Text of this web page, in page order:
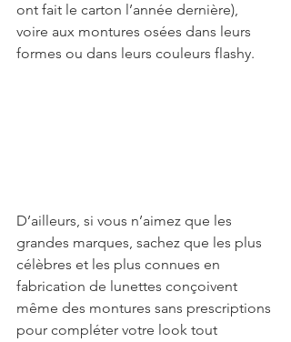
ont fait le carton l’année dernière),
voire aux montures osées dans leurs
formes ou dans leurs couleurs flashy.
D’ailleurs, si vous n’aimez que les
grandes marques, sachez que les plus
célèbres et les plus connues en
fabrication de lunettes conçoivent
même des montures sans prescriptions
pour compléter votre look tout